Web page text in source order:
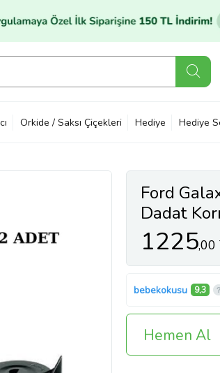
Orkide / Saksı Çiçekleri Hediye Hediye
Ford
Dadat
1225,00
bebekokusu 9,3
Hemen Al